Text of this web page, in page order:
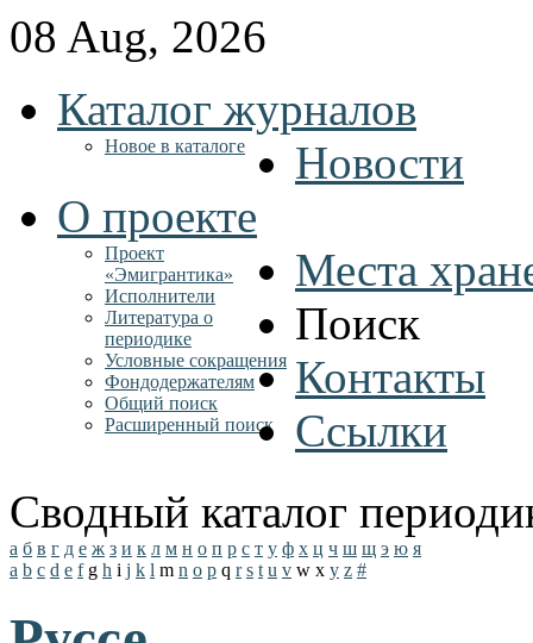
08 Aug, 2026
Каталог журналов
Новое в каталоге
Новости
О проекте
Проект
«Эмигрантика»
Исполнители
Литература о
периодике
Условные сокращения
Фондодержателям
Места
Поиск
Общий поиск
Расширенный поиск
Контакты
Ссылки
Сводный каталог
а б в г д е ж з и к л м н о п р с т у ф х ц ч ш щ э ю я
a b c d e f g h i j k l m n o p q r s t u v w x y z #